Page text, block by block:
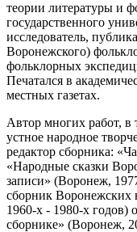
теории литературы и
государственного
исследователь,
Воронежского)
фольклорных
Печатался в
местных газетах.
Автор многих работ, в
устное народное
редактор сборника:
«Народные сказки
записи» (Воронеж,
сборник Воронежских
1960-х - 1980-х годов)
сборнике» (Воронеж,